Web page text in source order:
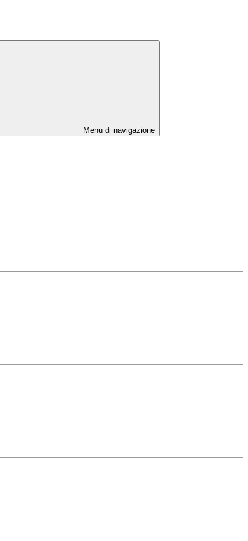
Menu di navigazione